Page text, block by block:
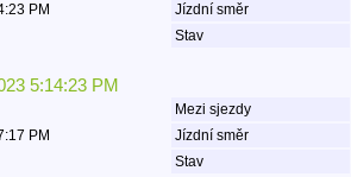
PM Jízdní směr
Stav
5:14:23 PM
Mezi sjezdy
PM Jízdní směr
Stav